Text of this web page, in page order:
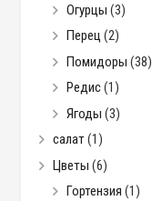
Огурцы (3)
Перец (2)
Помидоры (38)
Редис(1)
Ягоды (3)
салат(1)
Цветы (6)
Гортензия (1)